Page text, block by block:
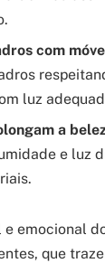
com
luz
a
e luz
emocional
que